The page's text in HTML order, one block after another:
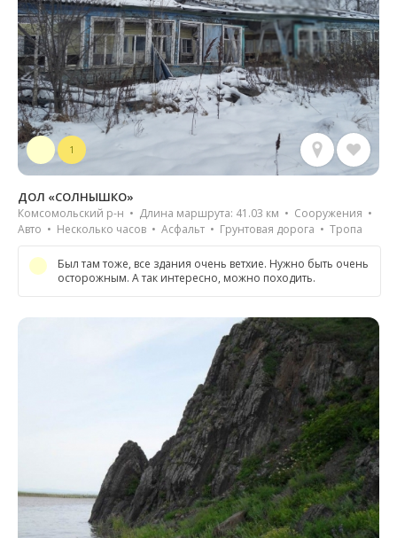
1
ДОЛ «СОЛНЫШКО»
Комсомольский р-н • Длина маршрута: 41.03 км • Сооружения •
Авто • Несколько часов • Асфальт • Грунтовая дорога • Тропа
Был там тоже, все здания очень ветхие. Нужно быть очень
осторожным. А так интересно, можно походить.